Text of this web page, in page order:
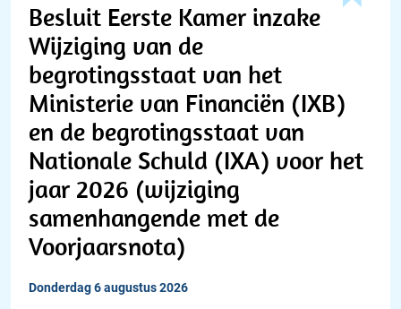
Besluit Eerste Kamer inzake
Wijziging van de
begrotingsstaat van het
Ministerie van Financiën (IXB)
en de begrotingsstaat van
Nationale Schuld (IXA) voor het
jaar 2026 (wijziging
samenhangende met de
Voorjaarsnota)
donderdag 6 augustus 2026